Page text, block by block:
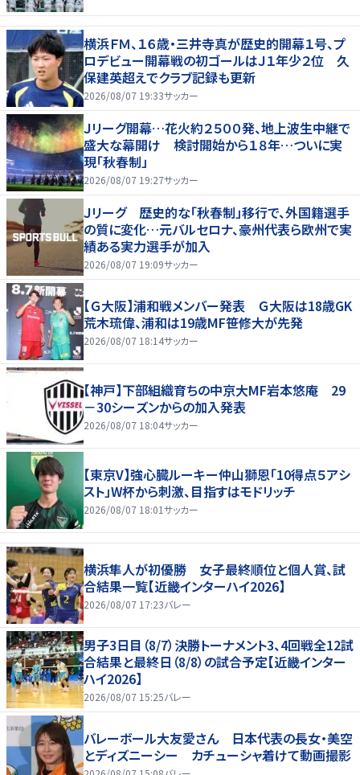
横浜ＦＭ、１６歳・三井寺真が歴史的開幕１号、プ
ロデビュー開幕戦の初ゴールはＪ１年少２位 久
保建英超えでクラブ記録も更新
2026/08/07 19:33サッカー
Ｊリーグ開幕…花火約２５００発、地上波生中継で
盛大な幕開け 検討開始から１８年…ついに実
現「秋春制」
2026/08/07 19:27サッカー
Ｊリーグ 歴史的な「秋春制」移行で、外国籍選手
の質に変化…元バルセロナ、豪州代表ら欧州で実
績ある実力選手が加入
2026/08/07 19:09サッカー
【Ｇ大阪】浦和戦メンバー発表 Ｇ大阪は18歳GK
荒木琉偉、浦和は19歳MF笹修大が先発
2026/08/07 18:14サッカー
【神戸】下部組織育ちの中京大MF岩本悠庵 29
－30シーズンからの加入発表
2026/08/07 18:04サッカー
【東京V】強心臓ルーキー仲山獅恩「10得点５アシ
スト」W杯から刺激、目指すはモドリッチ
2026/08/07 18:01サッカー
横浜隼人が初優勝 女子最終順位と個人賞、試
合結果一覧【近畿インターハイ2026】
2026/08/07 17:23バレー
男子3日目（8/7）決勝トーナメント3、4回戦全12試
合結果と最終日（8/8）の試合予定【近畿インター
ハイ2026】
2026/08/07 15:25バレー
バレーボール大友愛さん 日本代表の長女・美空
とディズニーシー カチューシャ着けて動画撮影